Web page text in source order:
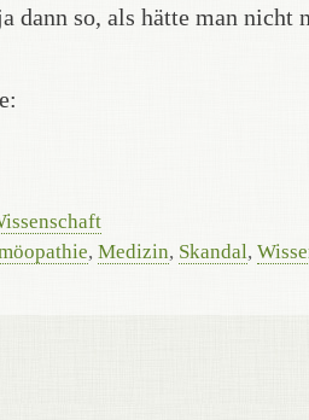
so, als hätte man nicht
,Medizin, Skandal,